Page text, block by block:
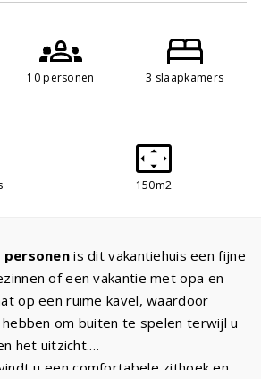
10 personen 3 slaapkamers
150m2
personenis dit vakantiehuis een fijne
of een vakantie met opa en
op een ruime kavel, waardoor
om buiten te spelen terwijl u
het uitzicht.
u een comfortabele zithoek en